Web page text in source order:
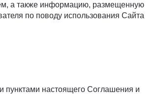
а также информацию, размещенную
по поводу использования Сайта
пунктами настоящего Соглашения и